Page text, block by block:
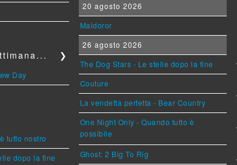
❯
Day
tutto nostro
dopo la fine
20 agosto 2026
Maldoror
26 agosto 2026
The Dog Stars - Le stelle dopo la fine
Couture
La vendetta perfetta - Bear Country
One Night Only - Quando tutto è
possibile
Ghost: 2 Big To Rig